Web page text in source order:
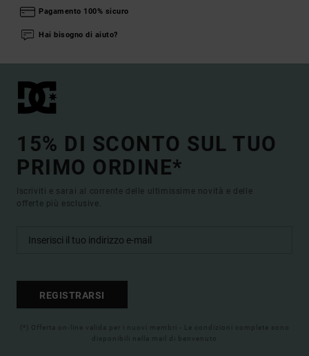
Pagamento 100% sicuro
Hai bisogno di aiuto?
15% DI SCONTO SUL TUO
PRIMO ORDINE*
Iscriviti e sarai al corrente delle ultimissime novità e delle
offerte più esclusive.
REGISTRARSI
(*) Offerta on-line valida per i nuovi membri - Le condizioni complete sono
disponibili nella mail di benvenuto